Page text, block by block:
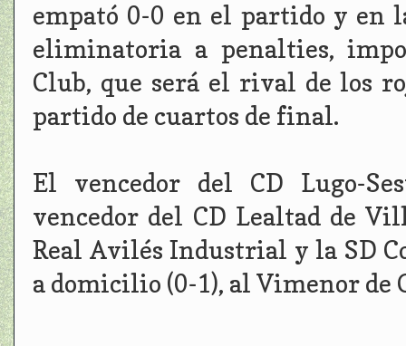
empató 0-0 en el partido y en
eliminatoria a penalties,
Club, que será el rival de los
partido de cuartos de final.
El vencedor del CD Lugo-
vencedor del CD Lealtad de
Real Avilés Industrial y la SD
a domicilio (0-1), al Vimenor de